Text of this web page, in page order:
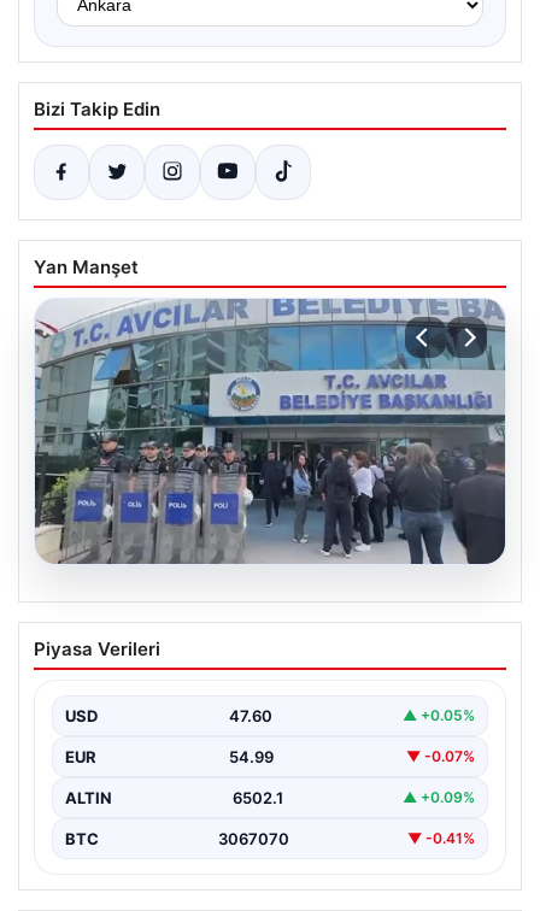
Bizi Takip Edin
Yan Manşet
Avcılar Belediyesi’ne operasyon. 12
şüpheli gözaltına alındı
Piyasa Verileri
USD 47.60 ▲ +0.05%
EUR 54.99 ▼ -0.07%
ALTIN 6502.1 ▲ +0.09%
BTC 3067070 ▼ -0.41%